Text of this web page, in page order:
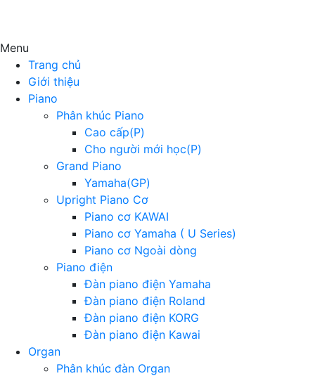
Menu
Trang chủ
Giới thiệu
Piano
Phân khúc Piano
Cao cấp(P)
Cho người mới học(P)
Grand Piano
Yamaha(GP)
Upright Piano Cơ
Piano cơ KAWAI
Piano cơ Yamaha ( U Series)
Piano cơ Ngoài dòng
Piano điện
Đàn piano điện Yamaha
Đàn piano điện Roland
Đàn piano điện KORG
Đàn piano điện Kawai
Organ
Phân khúc đàn Organ